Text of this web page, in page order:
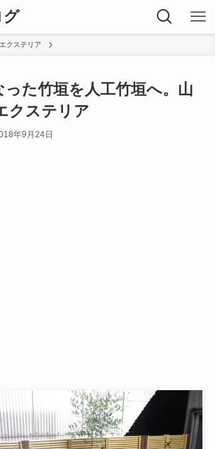
グ
エクステリア
った竹垣を人工竹垣へ。山
クステリア
年9月24日